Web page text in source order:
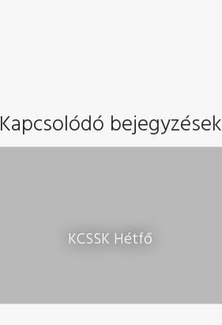
Kapcsolódó bejegyzések
KCSSK Hétfő